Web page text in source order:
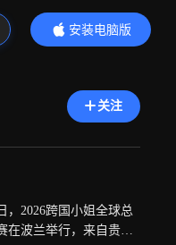
安装电脑版
内容更精彩
关注
，2026跨国小姐全球总
在波兰举行，来自贵州